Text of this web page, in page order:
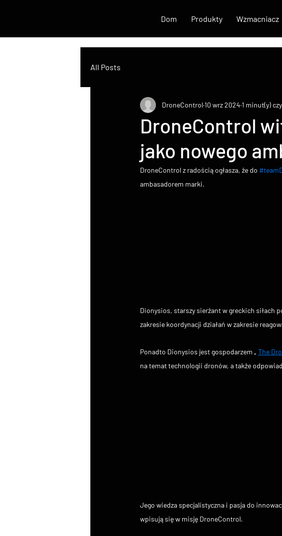
Dom Produkty Wzmacniacz
All Posts
DroneControl
jako nowego
DroneControl10 wrz 2024 1 minut(y)
DroneControl z radością ogłasza, że do
ambasadorem marki.
Dionysios, starszy sierżant w greckich siłach
zakresie koordynacji działań w zakresie
Ponadto Dionysios jest gospodarzem „ The
na temat technologii dronów, a także
Jego wiedza specjalistyczna i pasja do
wpisują się w misję DroneControl.